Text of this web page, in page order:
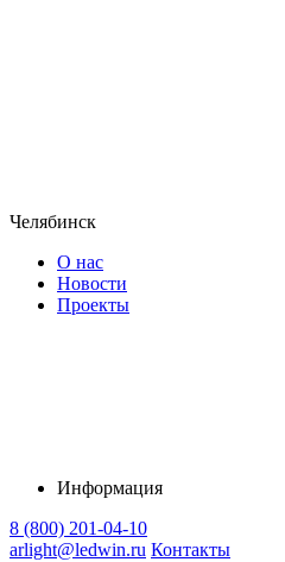
Челябинск
О нас
Новости
Проекты
Информация
8 (800) 201-04-10
arlight@ledwin.ru Контакты